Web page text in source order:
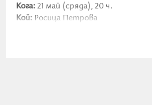
Кога: 21 май (сряда), 20 ч.
Кой: Росица Петрова